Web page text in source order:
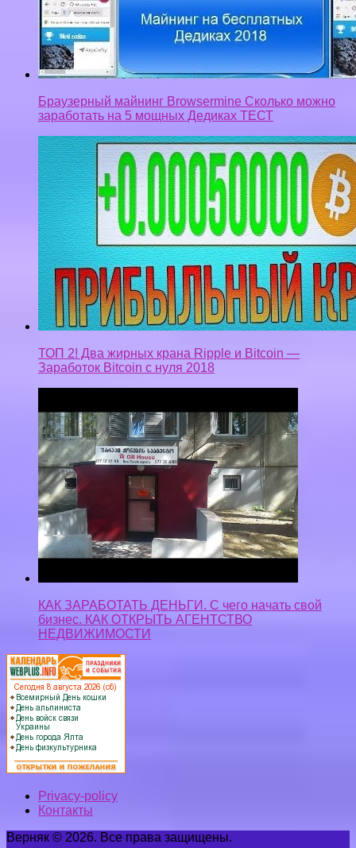
ТОП 2! Два жирных крана Ripple и Bitcoin —
Заработок Bitcoin с нуля 2018
КАК ЗАРАБОТАТЬ ДЕНЬГИ. С чего начать свой
бизнес. КАК ОТКРЫТЬ АГЕНТСТВО
НЕДВИЖИМОСТИ
Privacy-policy
Контакты
Верняк © 2026. Все права защищены.